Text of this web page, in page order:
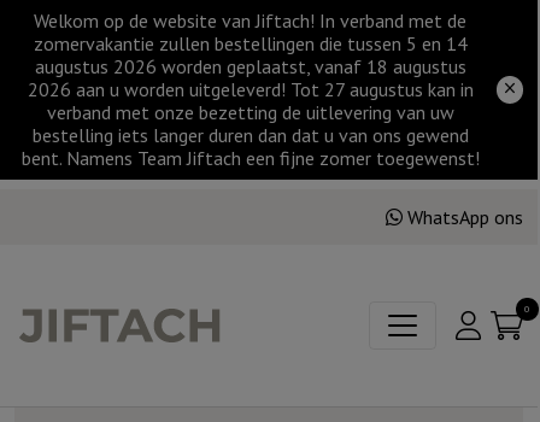
Welkom op de website van Jiftach! In verband met de
zomervakantie zullen bestellingen die tussen 5 en 14
augustus 2026 worden geplaatst, vanaf 18 augustus
2026 aan u worden uitgeleverd! Tot 27 augustus kan in
verband met onze bezetting de uitlevering van uw
bestelling iets langer duren dan dat u van ons gewend
bent. Namens Team Jiftach een fijne zomer toegewenst!
WhatsApp ons
0